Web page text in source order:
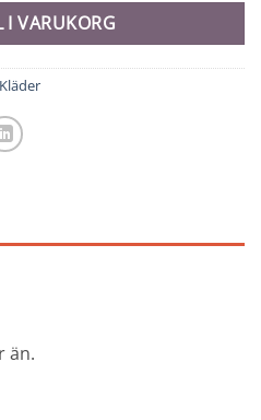
I VARUKORG
Kläder
än.